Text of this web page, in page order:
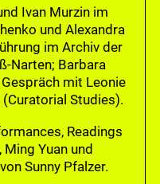
Ivan Murzin im
und Alexandra
im Archiv der
Narten; Barbara
mit Leonie
Studies).
Readings
Yuan und
Sunny Pfalzer.